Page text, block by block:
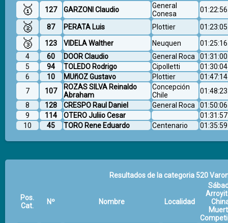
🥇 127 GARZONI Claudio
General
Conesa
🥈 87 PERATA Luis Plottier
🥉 123 VIDELA Walther Neuquen
4
60 DOOR Claudio General Roca
5
94 TOLEDO Rodrigo Cipolletti
6
10 MUñOZ Gustavo Plottier
7
107
ROZAS SILVA Reinaldo
Abraham
Concepción
Chile
8
128 CRESPO Raul Daniel General Roca
9
114 OTERO Juliio Cesar
10
45 TORO Rene Eduardo Centenario
Resultados de la categoria 520
Pos.
Cat.
Nº Nombre Localidad